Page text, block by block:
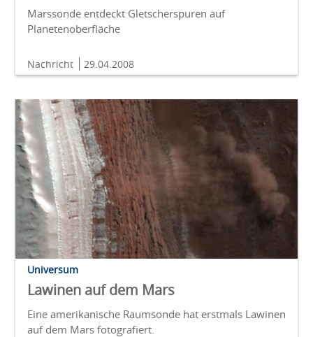
Marssonde entdeckt Gletscherspuren auf
Planetenoberfläche
Nachricht 29.04.2008
Universum
Lawinen auf dem Mars
Eine amerikanische Raumsonde hat erstmals Lawinen
auf dem Mars fotografiert.